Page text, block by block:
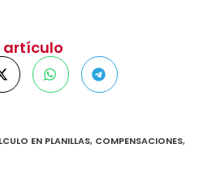
artículo
EN PLANILLAS, COMPENSACIONES,